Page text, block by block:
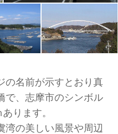
の名前が示すとおり真
で、志摩市のシンボル
ります。
湾の美しい風景や周辺